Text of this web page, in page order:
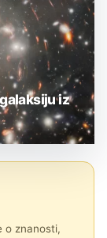
iz
o znanosti,